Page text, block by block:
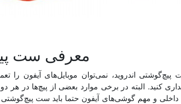
​معرفی ست
پیچ‌گوشتی اندروید، نمی‌توان موبایل‌های آیفون
کنید. البته در برخی موارد بعضی از پیچ‌ها در هر
و مهم گوشی‌های آیفون حتما باید ست